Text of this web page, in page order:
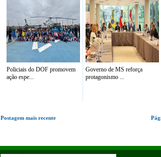
Policiais do DOF promovem
ação espe...
Governo de MS reforça
protagonismo ...
Postagem mais recente